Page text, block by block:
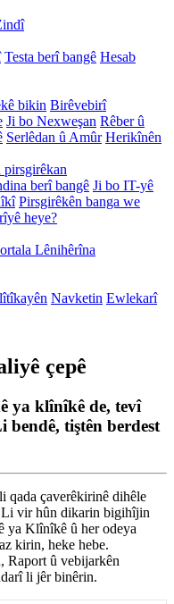
Testa berî bangê Hesab
bikin Birêvebirî
Ji bo Nexweşan Rêber û
Serlêdan û Amûr Herikînên
berî bangê Ji bo IT-yê
Pirsgirêkên banga we
heye?
Lênihêrîna
Navketin Ewlekarî
çepê
ya klînîkê de, tevî
tiştên berdest
li qada çaverêkirinê dihêle
Li vir hûn dikarin bigihîjin
ya Klînîkê û her odeya
kirin, heke hebe.
, Raport û vebijarkên
î li jêr binêrin.